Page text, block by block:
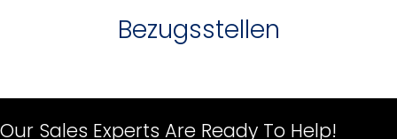
Bezugsstellen
Our Sales Experts Are Ready To Help!